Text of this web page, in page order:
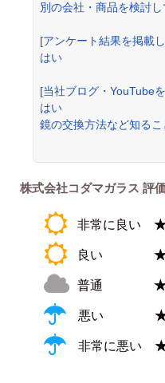
別の会社・商品を検討し
[アンケート結果を掲載
はい
[当社ブログ・YouTube
はい
鏡の交換方法など知るこ
株式会社コダマガラス 評
非常に良い
良い
普通
悪い
非常に悪い